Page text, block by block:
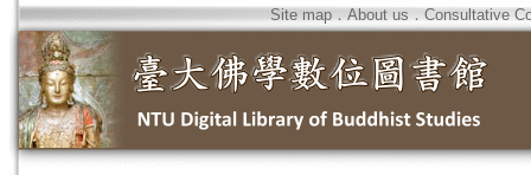
Site map．About us ． Consultative